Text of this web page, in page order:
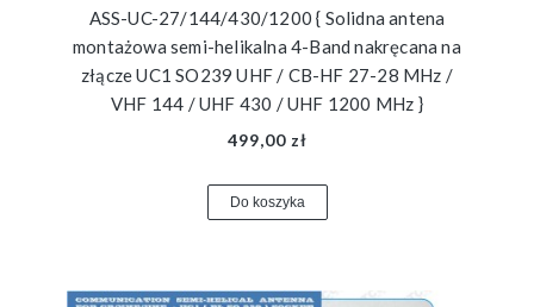
ASS-UC-27/144/430/1200 { Solidna antena
montażowa semi-helikalna 4-Band nakręcana na
złącze UC1 SO239 UHF / CB-HF 27-28 MHz /
VHF 144 / UHF 430 / UHF 1200 MHz }
499,00 zł
Do koszyka